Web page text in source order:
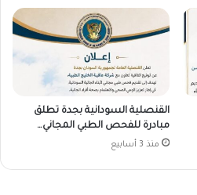
القنصلية السودانية بجدة تطلق
مبادرة للفحص الطبي المجاني…
منذ 3 أسابيع